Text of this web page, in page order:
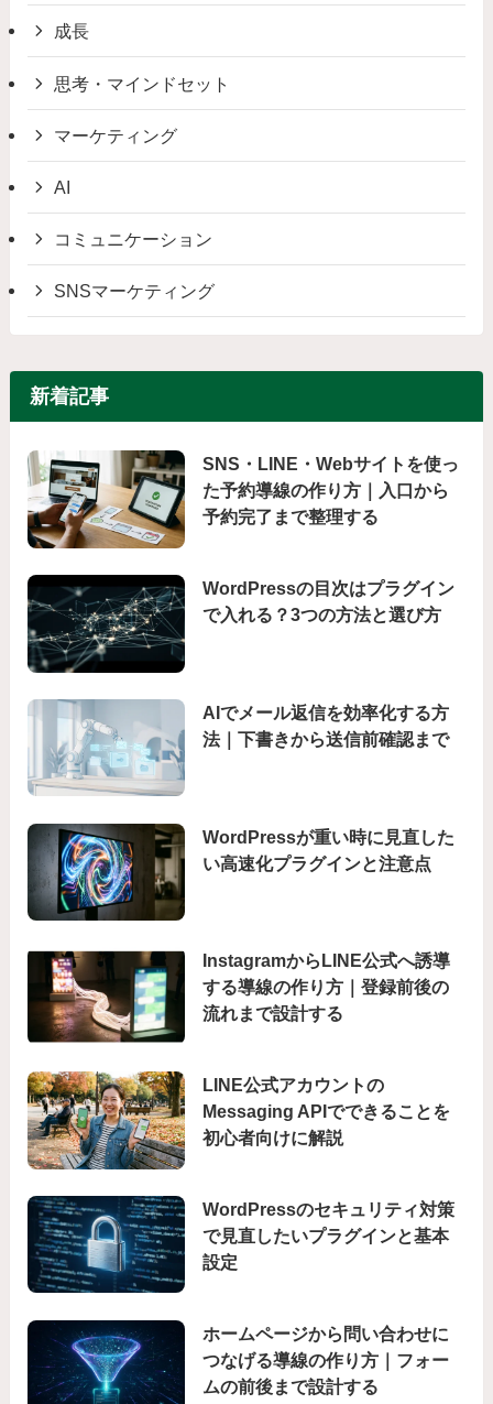
成長
思考・マインドセット
マーケティング
AI
コミュニケーション
SNSマーケティング
新着記事
SNS・LINE・Webサイトを使っ
た予約導線の作り方｜入口から
予約完了まで整理する
WordPressの目次はプラグイン
で入れる？3つの方法と選び方
AIでメール返信を効率化する方
法｜下書きから送信前確認まで
WordPressが重い時に見直した
い高速化プラグインと注意点
InstagramからLINE公式へ誘導
する導線の作り方｜登録前後の
流れまで設計する
LINE公式アカウントの
Messaging APIでできることを
初心者向けに解説
WordPressのセキュリティ対策
で見直したいプラグインと基本
設定
ホームページから問い合わせに
つなげる導線の作り方｜フォー
ムの前後まで設計する